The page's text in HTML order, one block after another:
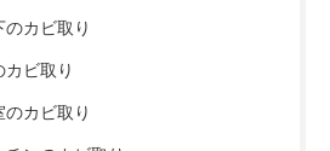
のカビ取り
カビ取り
のカビ取り